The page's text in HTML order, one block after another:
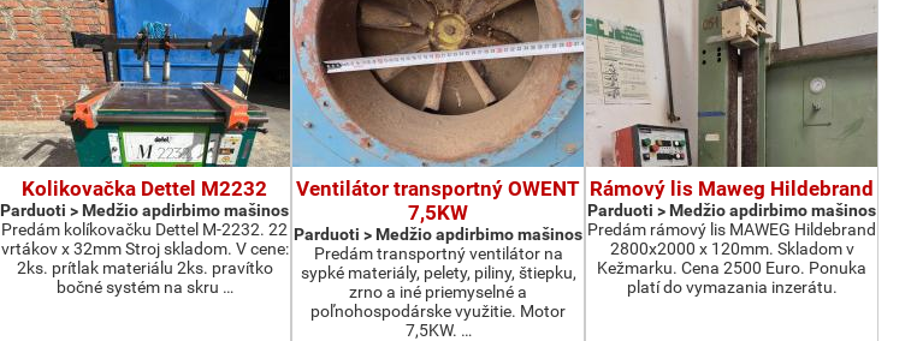
Kolikovačka Dettel M2232
Parduoti > Medžio apdirbimo mašinos
Predám kolíkovačku Dettel M-2232. 22
vrtákov x 32mm Stroj skladom. V cene:
2ks. prítlak materiálu 2ks. pravítko
bočné systém na skru …
Ventilátor transportný OWENT
7,5KW
Parduoti > Medžio apdirbimo mašinos
Predám transportný ventilátor na
sypké materiály, pelety, piliny, štiepku,
zrno a iné priemyselné a
poľnohospodárske využitie. Motor
7,5KW. …
Rámový lis Maweg Hildebrand
Parduoti > Medžio apdirbimo mašinos
Predám rámový lis MAWEG Hildebrand
2800x2000 x 120mm. Skladom v
Kežmarku. Cena 2500 Euro. Ponuka
platí do vymazania inzerátu.